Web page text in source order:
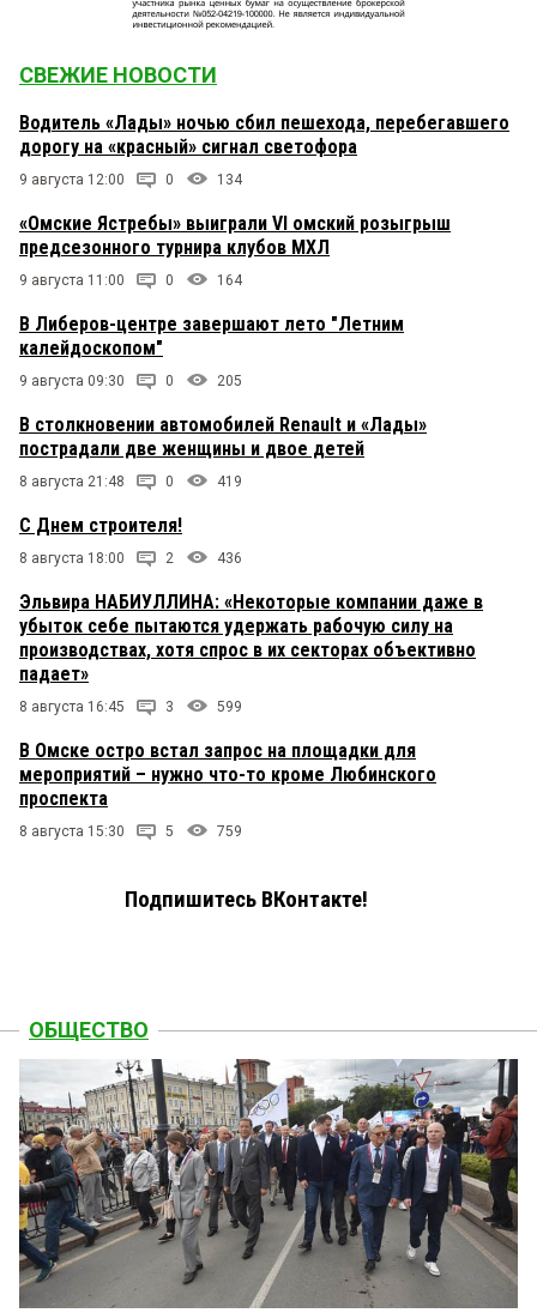
СВЕЖИЕ НОВОСТИ
Водитель «Лады» ночью сбил пешехода, перебегавшего
дорогу на «красный» сигнал светофора
9 августа 12:00 0 134
«Омские Ястребы» выиграли VI омский розыгрыш
предсезонного турнира клубов МХЛ
9 августа 11:00 0 164
В Либеров-центре завершают лето "Летним
калейдоскопом"
9 августа 09:30 0 205
В столкновении автомобилей Renault и «Лады»
пострадали две женщины и двое детей
8 августа 21:48 0 419
С Днем строителя!
8 августа 18:00 2 436
Эльвира НАБИУЛЛИНА: «Некоторые компании даже в
убыток себе пытаются удержать рабочую силу на
производствах, хотя спрос в их секторах объективно
падает»
8 августа 16:45 3 599
В Омске остро встал запрос на площадки для
мероприятий – нужно что-то кроме Любинского
проспекта
8 августа 15:30 5 759
Подпишитесь ВКонтакте!
ОБЩЕСТВО